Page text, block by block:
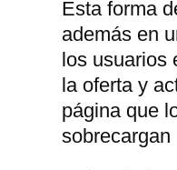
Esta forma
además en
los usuarios
la oferta y
página que
sobrecargan